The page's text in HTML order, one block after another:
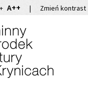
A++ | Zmień kontrast